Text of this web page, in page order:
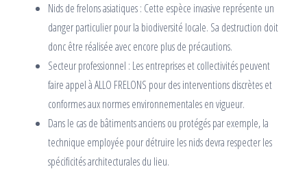
Nids de frelons asiatiques : Cette espèce invasive représente un
danger particulier pour la biodiversité locale. Sa destruction doit
donc être réalisée avec encore plus de précautions.
Secteur professionnel : Les entreprises et collectivités peuvent
faire appel à ALLO FRELONS pour des interventions discrètes et
conformes aux normes environnementales en vigueur.
Dans le cas de bâtiments anciens ou protégés par exemple, la
technique employée pour détruire les nids devra respecter les
spécificités architecturales du lieu.